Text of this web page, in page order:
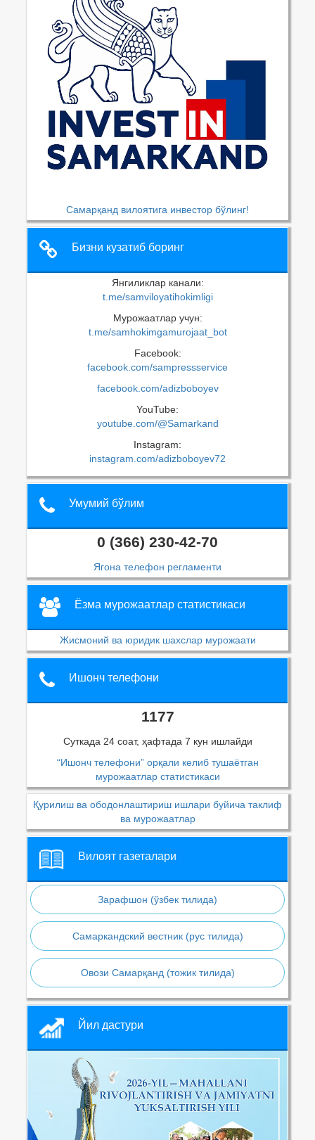
Самарқанд вилоятига инвестор бўлинг!
Бизни кузатиб боринг
Янгиликлар канали:
t.me/samviloyatihokimligi
Мурожаатлар учун:
t.me/samhokimgamurojaat_bot
Facebook:
facebook.com/sampressservice
facebook.com/adizboboyev
YouTube:
youtube.com/@Samarkand
Instagram:
instagram.com/adizboboyev72
Умумий бўлим
0 (366) 230-42-70
Ягона телефон регламенти
Ёзма мурожаатлар статистикаси
Жисмоний ва юридик шахслар мурожаати
Ишонч телефони
1177
Суткада 24 соат, ҳафтада 7 кун ишлайди
“Ишонч телефони” орқали келиб тушаётган
мурожаатлар статистикаси
Қурилиш ва ободонлаштириш ишлари буйича таклиф
ва мурожаатлар
Вилоят газеталари
Зарафшон (ўзбек тилида)
Самаркандский вестник (рус тилида)
Овози Самарқанд (тожик тилида)
Йил дастури